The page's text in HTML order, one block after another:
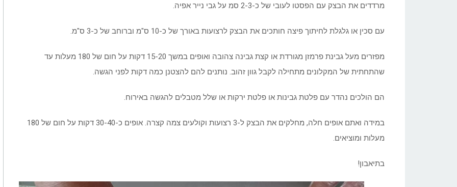
מרדדים את הבצק עם הפסטו לעובי של כ-2-3 סמ על גבי נייר אפיה.
עם סכין או גלגלת לחיתוך פיצה חותכים את הבצק לרצועות באורך של כ-10 ס"מ וברוחב של כ-3 ס"מ.
מפזרים מעל גבינת פרמזן מגורדת או קצת גבינה צהובה ואופים במשך 15-20 דקות על חום של 180 מעלות עד
שהתחתית של המקלונים מתחילה לקבל גוון זהוב. נותנים להם להצטנן כמה דקות לפני הגשה.
הם הולכים נהדר עם פלטת גבינות או פלטת ירקות או שלל מטבלים להגשה באירוח.
במידה ואתם אופים חלה, מחלקים את הבצק ל-3 רצועות וקולעים צמה קצרה. אופים כ-30-40 דקות על חום של 180
מעלות ומוציאים.
בתיאבון!